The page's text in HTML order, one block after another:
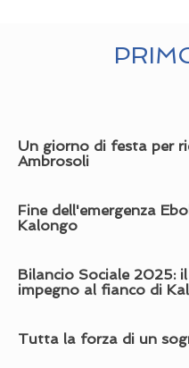
Un giorno di festa per
Ambrosoli
Fine dell'emergenza
Kalongo
Bilancio Sociale 2025:
impegno al fianco di
Tutta la forza di un